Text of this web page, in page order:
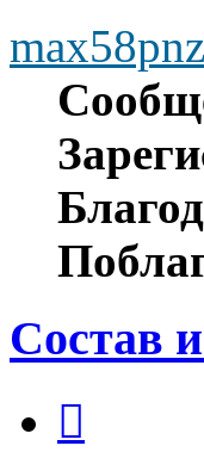
max58pnz
Состав